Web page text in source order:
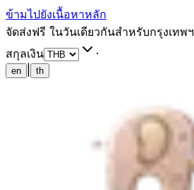
ข้ามไปยังเนื้อหาหลัก
จัดส่งฟรี ในวันเดียวกันสำหรับกรุงเทพฯ
สกุลเงิน
·
en th